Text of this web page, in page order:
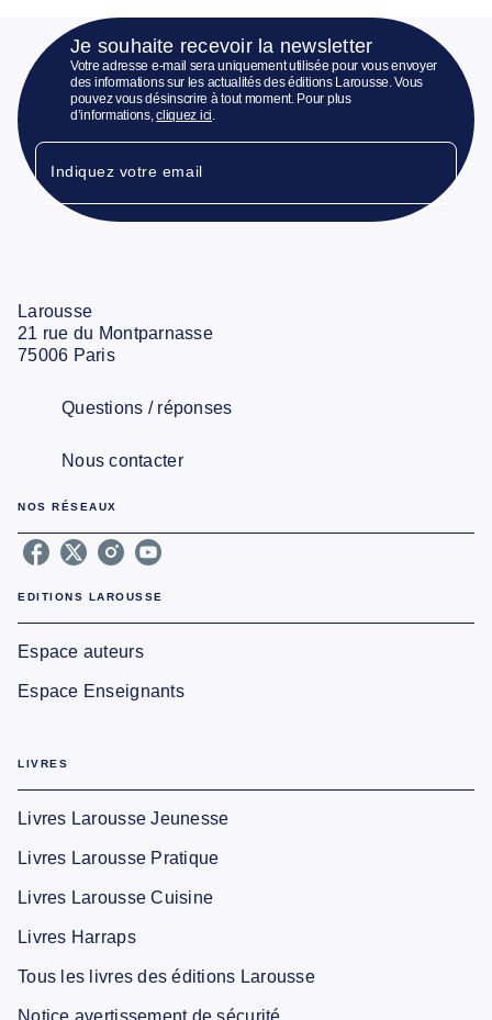
Je souhaite recevoir la newsletter
Votre adresse e-mail sera uniquement utilisée pour vous envoyer
des informations sur les actualités des éditions Larousse. Vous
pouvez vous désinscrire à tout moment. Pour plus
d’informations,cliquez ici.
Indiquez votre email
Larousse
21 rue du Montparnasse
75006 Paris
Questions / réponses
Nous contacter
NOS RÉSEAUX
EDITIONS LAROUSSE
Espace auteurs
Espace Enseignants
LIVRES
Livres Larousse Jeunesse
Livres Larousse Pratique
Livres Larousse Cuisine
Livres Harraps
Tous les livres des éditions Larousse